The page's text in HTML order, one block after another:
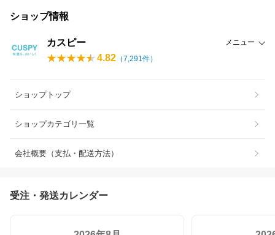
ショップ情報
カスピー メニュー
4.82 （7,291件）
ショップトップ
ショップカテゴリ一覧
会社概要（支払・配送方法）
受注・発送カレンダー